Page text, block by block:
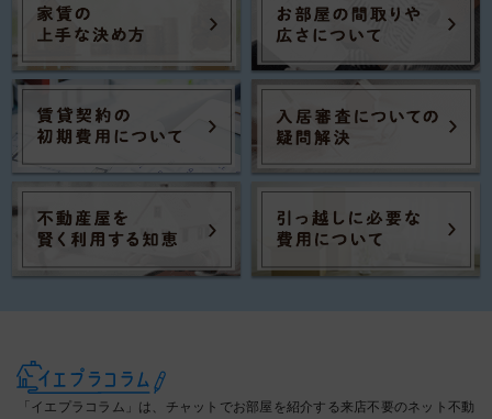
「イエプラコラム」は、チャットでお部屋を紹介する来店不要のネット不動